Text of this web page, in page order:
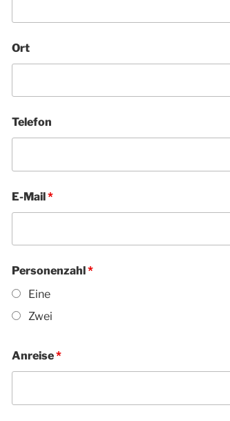
Ort
Telefon
E-Mail*
Personenzahl*
Eine
Zwei
Anreise*